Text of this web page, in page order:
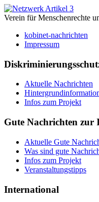
Verein für Menschenrechte
kobinet-nachrichten
Impressum
Aktuelle Nachrichten
Infos zum Projekt
Gute Nachrichten zur
Aktuelle Gute
Was sind gute
Infos zum Projekt
Veranstaltungstipps
International